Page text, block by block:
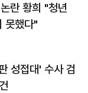
란 황희 "청년
못했다"
성접대' 수사 검